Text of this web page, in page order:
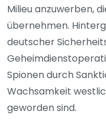
Milieu anzuwerben,
übernehmen.
deutscher
Spionen durch
Wachsamkeit
geworden sind.